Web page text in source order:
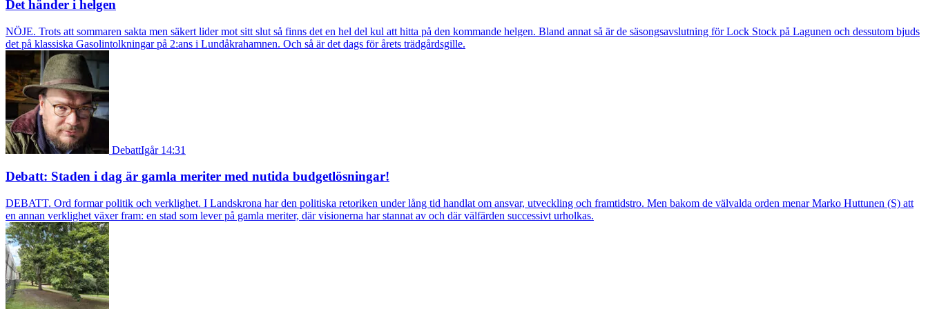
Det händer i helgen
NÖJE. Trots att sommaren sakta men säkert lider mot sitt slut så finns det en hel del kul att hitta på den kommande helgen. Bland annat så är de säsongsavslutning för Lock Stock på Lagunen och dessutom bjuds
det på klassiska Gasolintolkningar på 2:ans i Lundåkrahamnen. Och så är det dags för årets trädgårdsgille.
DebattIgår 14:31
Debatt: Staden i dag är gamla meriter med nutida budgetlösningar!
DEBATT. Ord formar politik och verklighet. I Landskrona har den politiska retoriken under lång tid handlat om ansvar, utveckling och framtidstro. Men bakom de välvalda orden menar Marko Huttunen (S) att
en annan verklighet växer fram: en stad som lever på gamla meriter, där visionerna har stannat av och där välfärden successivt urholkas.